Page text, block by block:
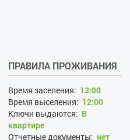
ПРАВИЛА ПРОЖИВАНИЯ
Время заселения: 13:00
Время выселения: 12:00
Ключи выдаются: В
квартире
Отчетные документы: нет